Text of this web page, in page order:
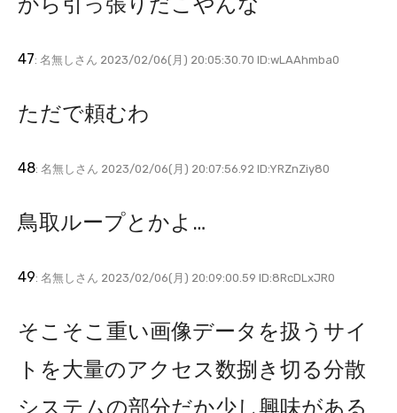
47: 名無しさん 2023/02/06(月) 20:05:30.70 ID:wLAAhmba0
ただで頼むわ
48: 名無しさん 2023/02/06(月) 20:07:56.92 ID:YRZnZiy80
鳥取ループとかよ…
49: 名無しさん 2023/02/06(月) 20:09:00.59 ID:8RcDLxJR0
そこそこ重い画像データを扱うサイ
トを大量のアクセス数捌き切る分散
システムの部分だか少し興味がある